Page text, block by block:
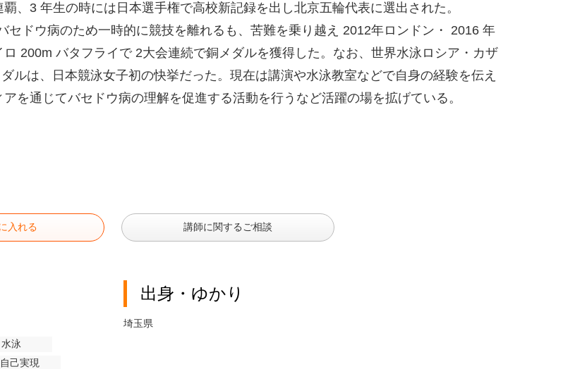
、3 年生の時には日本選手権で高校新記録を出し北京五輪代表に選出された。
セドウ病のため一時的に競技を離れるも、苦難を乗り越え 2012年ロンドン・ 2016 年
ロ 200m バタフライで 2大会連続で銅メダルを獲得した。なお、世界水泳ロシア・カザ
ルは、日本競泳女子初の快挙だった。現在は講演や水泳教室などで自身の経験を伝え
を通じてバセドウ病の理解を促進する活動を行うなど活躍の場を拡げている。
入れる 講師に関するご相談
水泳
自己実現
出身・ゆかり
埼玉県